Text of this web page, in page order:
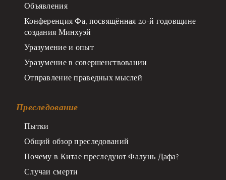
Объявления
Конференция Фа, посвящённая 20-й годовщине
создания Минхуэй
Уразумение и опыт
Уразумение в совершенствовании
Отправление праведных мыслей
Преследование
Пытки
Общий обзор преследований
Почему в Китае преследуют Фалунь Дафа?
Случаи смерти